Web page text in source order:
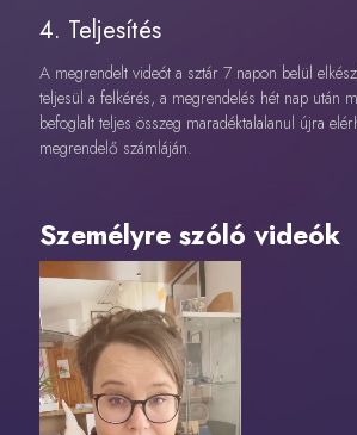
4. Teljesítés
A megrendelt videót a sztár 7 napon belül
teljesül a felkérés, a megrendelés hét nap után
befoglalt teljes összeg maradéktalalanul újra
megrendelő számláján.
Személyre szóló videók